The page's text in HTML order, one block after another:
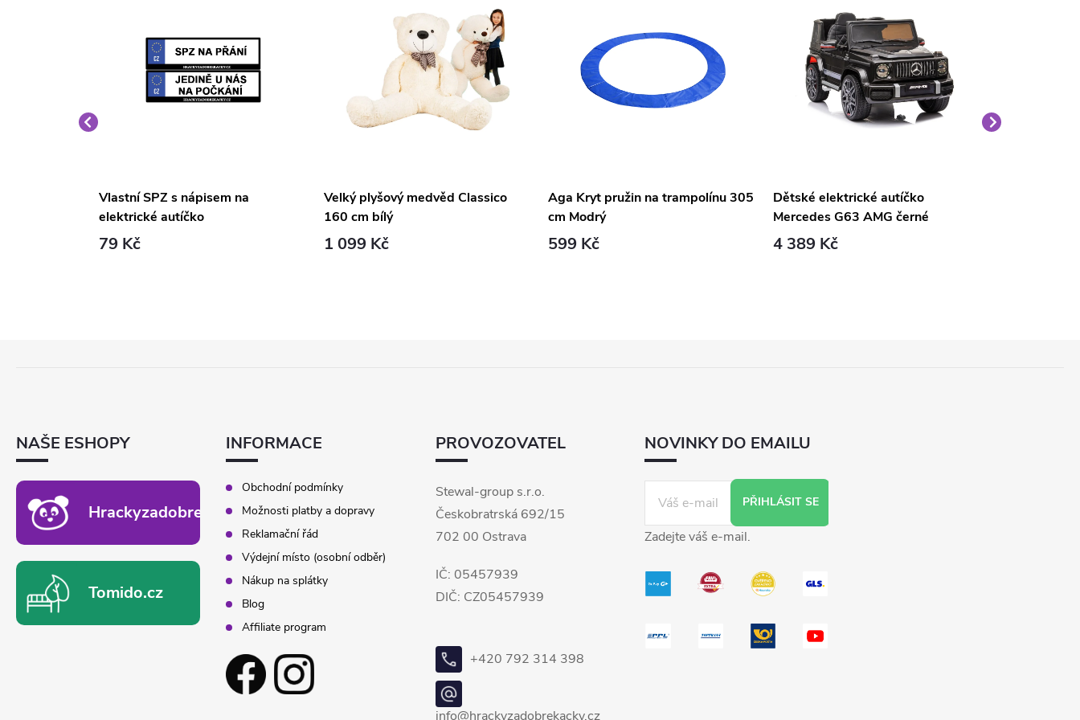
Vlastní SPZ s nápisem na
elektrické autíčko
79 Kč
Velký plyšový medvěd Classico
160 cm bílý
1 099 Kč
Aga Kryt pružin na trampolínu 305
cm Modrý
599 Kč
Dětské elektrické autíčko
Mercedes G63 AMG černé
4 389 Kč
NAŠE ESHOPY
Hrackyzadobrekacky.cz
Tomido.cz
INFORMACE
Obchodní podmínky
Možnosti platby a dopravy
Reklamační řád
Výdejní místo (osobní odběr)
Nákup na splátky
Blog
Affiliate program
PROVOZOVATEL
Stewal-group s.r.o.
Českobratrská 692/15
702 00 Ostrava
IČ: 05457939
DIČ: CZ05457939
+420 792 314 398
info@hrackyzadobrekacky.cz
NOVINKY DO EMAILU
PŘIHLÁSIT SE
Zadejte váš e-mail.